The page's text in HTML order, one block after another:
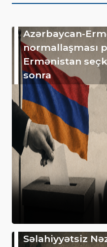
Azərbaycan-
normallaşması
Ermənistan
sonra
Səlahiyyətsiz